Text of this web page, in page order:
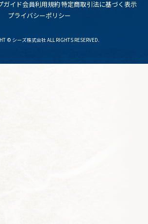
ガイド会員利用規約特定商取引法に基づく表示
プライバシーポリシー
© シーズ株式会社 ALL RIGHTS RESERVED.